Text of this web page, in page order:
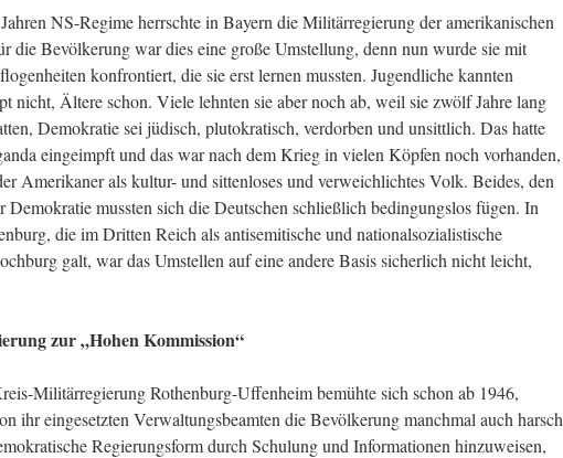
NS-Regime herrschte in Bayern die Militärregierung der amerikanischen
die Bevölkerung war dies eine große Umstellung, denn nun wurde sie mit
konfrontiert, die sie erst lernen mussten. Jugendliche kannten
nicht, Ältere schon. Viele lehnten sie aber noch ab, weil sie zwölf Jahre lang
Demokratie sei jüdisch, plutokratisch, verdorben und unsittlich. Das hatte
eingeimpft und das war nach dem Krieg in vielen Köpfen noch vorhanden,
Amerikaner als kultur- und sittenloses und verweichlichtes Volk. Beides, den
Demokratie mussten sich die Deutschen schließlich bedingungslos fügen. In
die im Dritten Reich als antisemitische und nationalsozialistische
galt, war das Umstellen auf eine andere Basis sicherlich nicht leicht,
zur „Hohen Kommission“
Militärregierung Rothenburg-Uffenheim bemühte sich schon ab 1946,
ihr eingesetzten Verwaltungsbeamten die Bevölkerung manchmal auch harsch
Regierungsform durch Schulung und Informationen hinzuweisen,